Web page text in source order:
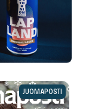
JUOMAPOSTI